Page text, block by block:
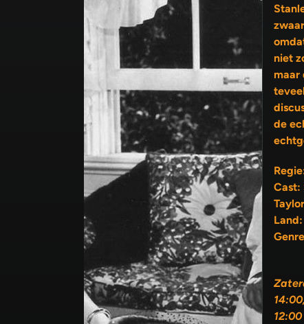
niet zo
maar
de echtgenoot en die van de
Cast: